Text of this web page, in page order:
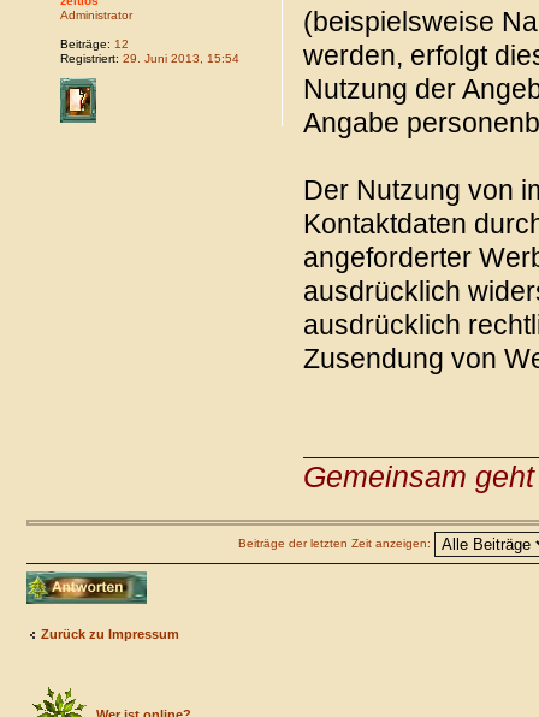
(beispielsweise
werden, erfolgt
Nutzung der
Angabe
Der Nutzung von
Kontaktdaten
angeforderter
ausdrücklich
ausdrücklich
Zusendung von
Gemeinsam
Administrator
Beiträge: 12
Registriert: 29. Juni 2013, 15:54
Beiträge der letzten Zeit anzeigen:
Antwort erstellen
Zurück zu Impressum